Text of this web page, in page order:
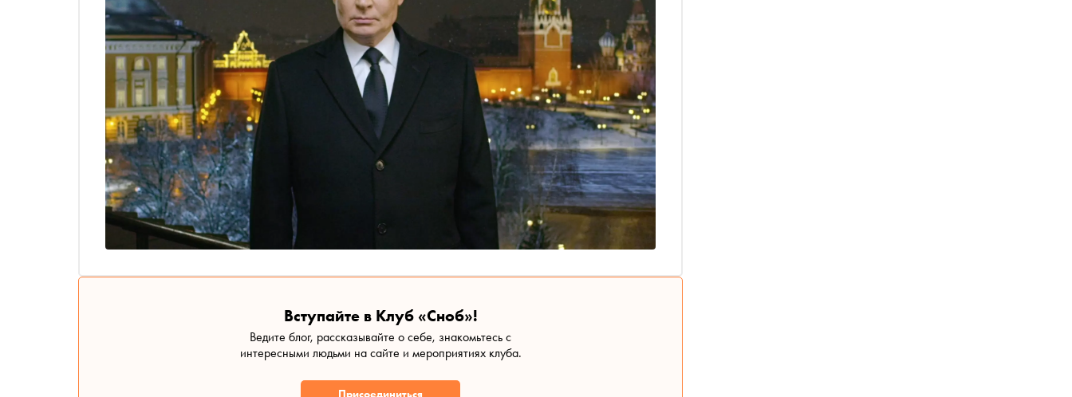
Вступайте в Клуб «Сноб»!
Ведите блог, рассказывайте о себе, знакомьтесь с
интересными людьми на сайте и мероприятиях клуба.
Присоединиться